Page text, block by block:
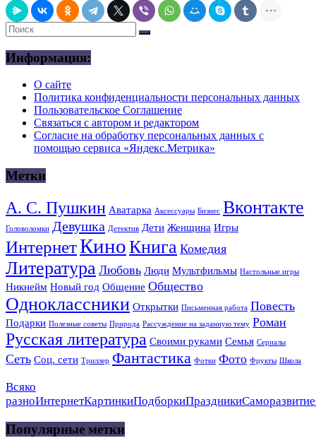
Информация:
О сайте
Политика конфиденциальности персональных данных
Пользовательское Соглашение
Связаться с автором и редактором
Согласие на обработку персональных данных с
помощью сервиса «Яндекс.Метрика»
Метки
А. С. Пушкин Аватарка Аксессуары Бизнес Вконтакте
Головоломки Девушка Детектив Дети Женщина Игры
ИнтернетКиноКнига Комедия
Литература Любовь Люди Мультфильмы Настольные игры
Никнейм Новый год Общение Общество
Одноклассники Открытки Письменная работа Повесть
Подарки Полезные советы Природа Рассуждение на заданную тему Роман
Русская литература Своими руками Семья Сериалы
Сеть Соц. сети Триллер Фантастика Фотки Фото Фрукты Школа
Всяко
разноИнтернетКартинкиПодборкиПраздникиСаморазвитие
Популярные метки